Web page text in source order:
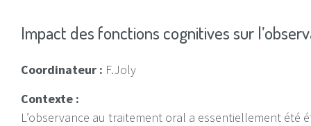
Impact des fonctions cognitives sur
Coordinateur : F.Joly
Contexte :
L’observance au traitement oral a essentiellement